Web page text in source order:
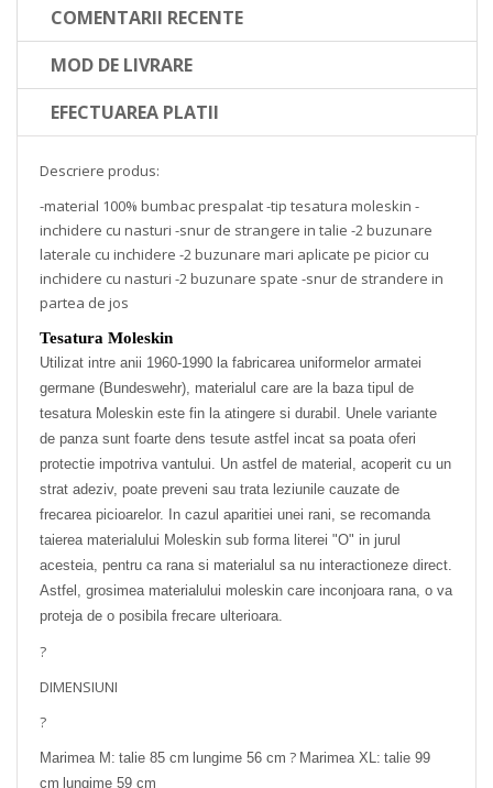
COMENTARII RECENTE
MOD DE LIVRARE
EFECTUAREA PLATII
Descriere produs:
-material 100% bumbac prespalat -tip tesatura moleskin -
inchidere cu nasturi -snur de strangere in talie -2 buzunare
laterale cu inchidere -2 buzunare mari aplicate pe picior cu
inchidere cu nasturi -2 buzunare spate -snur de strandere in
partea de jos
Tesatura Moleskin
Utilizat intre anii 1960-1990 la fabricarea uniformelor armatei
germane (Bundeswehr), materialul care are la baza tipul de
tesatura Moleskin este fin la atingere si durabil. Unele variante
de panza sunt foarte dens tesute astfel incat sa poata oferi
protectie impotriva vantului. Un astfel de material, acoperit cu un
strat adeziv, poate preveni sau trata leziunile cauzate de
frecarea picioarelor. In cazul aparitiei unei rani, se recomanda
taierea materialului Moleskin sub forma literei "O" in jurul
acesteia, pentru ca rana si materialul sa nu interactioneze direct.
Astfel, grosimea materialului moleskin care inconjoara rana, o va
proteja de o posibila frecare ulterioara.
?
DIMENSIUNI
?
Marimea M: talie 85 cm lungime 56 cm ? Marimea XL: talie 99
cm lungime 59 cm